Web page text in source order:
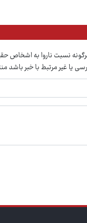
نسبت ناروا به اشخاص
یا غیر مرتبط با خبر